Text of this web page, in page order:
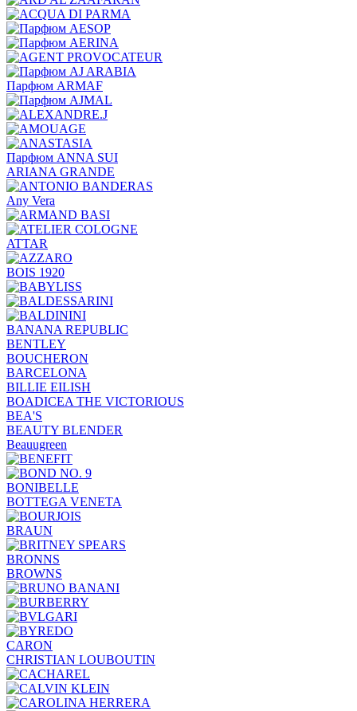
Парфюм ARMAF
Парфюм ANNA SUI
ARIANA GRANDE
Any Vera
ATTAR
BOIS 1920
BANANA REPUBLIC
BENTLEY
BOUCHERON
BARCELONA
BILLIE EILISH
BOADICEA THE VICTORIOUS
BEA'S
BEAUTY BLENDER
Beauugreen
BONIBELLE
BOTTEGA VENETA
BRAUN
BRONNS
BROWNS
CARON
CHRISTIAN LOUBOUTIN